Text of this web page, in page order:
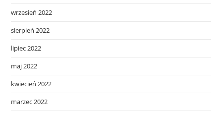
wrzesień 2022
sierpień 2022
lipiec 2022
maj 2022
kwiecień 2022
marzec 2022